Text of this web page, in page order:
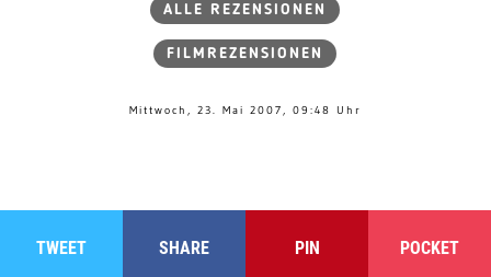
ALLE REZENSIONEN
FILMREZENSIONEN
Mittwoch, 23. Mai 2007, 09:48 Uhr
TWEET SHARE PIN POCKET